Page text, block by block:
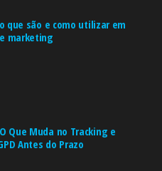
que são e como utilizar em
marketing
Que Muda no Tracking e
Antes do Prazo